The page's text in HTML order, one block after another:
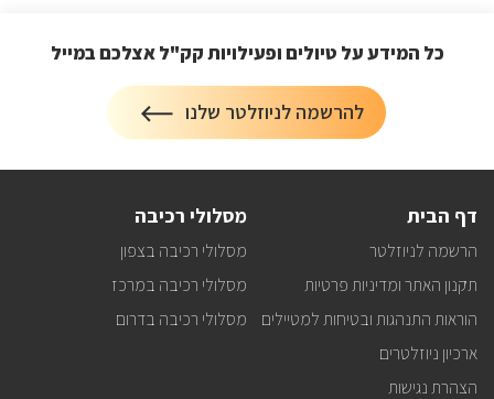
הרשמה
לניוזלטר
כל המידע על טיולים ופעילויות קק"ל אצלכם במייל
להרשמה לניוזלטר שלנו
על
כל
במייל
דף הבית
הרשמה לניוזלטר
תקנון האתר ומדיניות פרטיות
הוראות התנהגות ובטיחות למטיילים
ארכיון ניוזלטרים
הצהרת נגישות
מסלולי רכיבה
מסלולי רכיבה בצפון
מסלולי רכיבה במרכז
מסלולי רכיבה בדרום